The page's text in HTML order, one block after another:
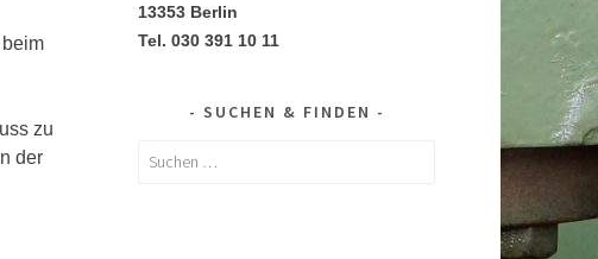
zu
der
13353 Berlin
Tel. 030 391 10 11
SUCHEN & FINDEN
Suchen